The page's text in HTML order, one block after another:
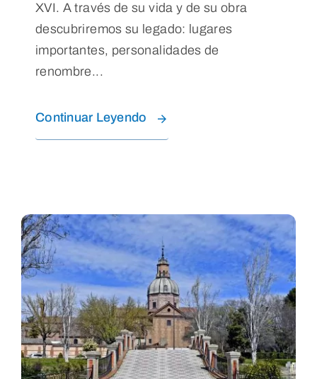
XVI. A través de su vida y de su obra
descubriremos su legado: lugares
importantes, personalidades de
renombre...
Continuar Leyendo